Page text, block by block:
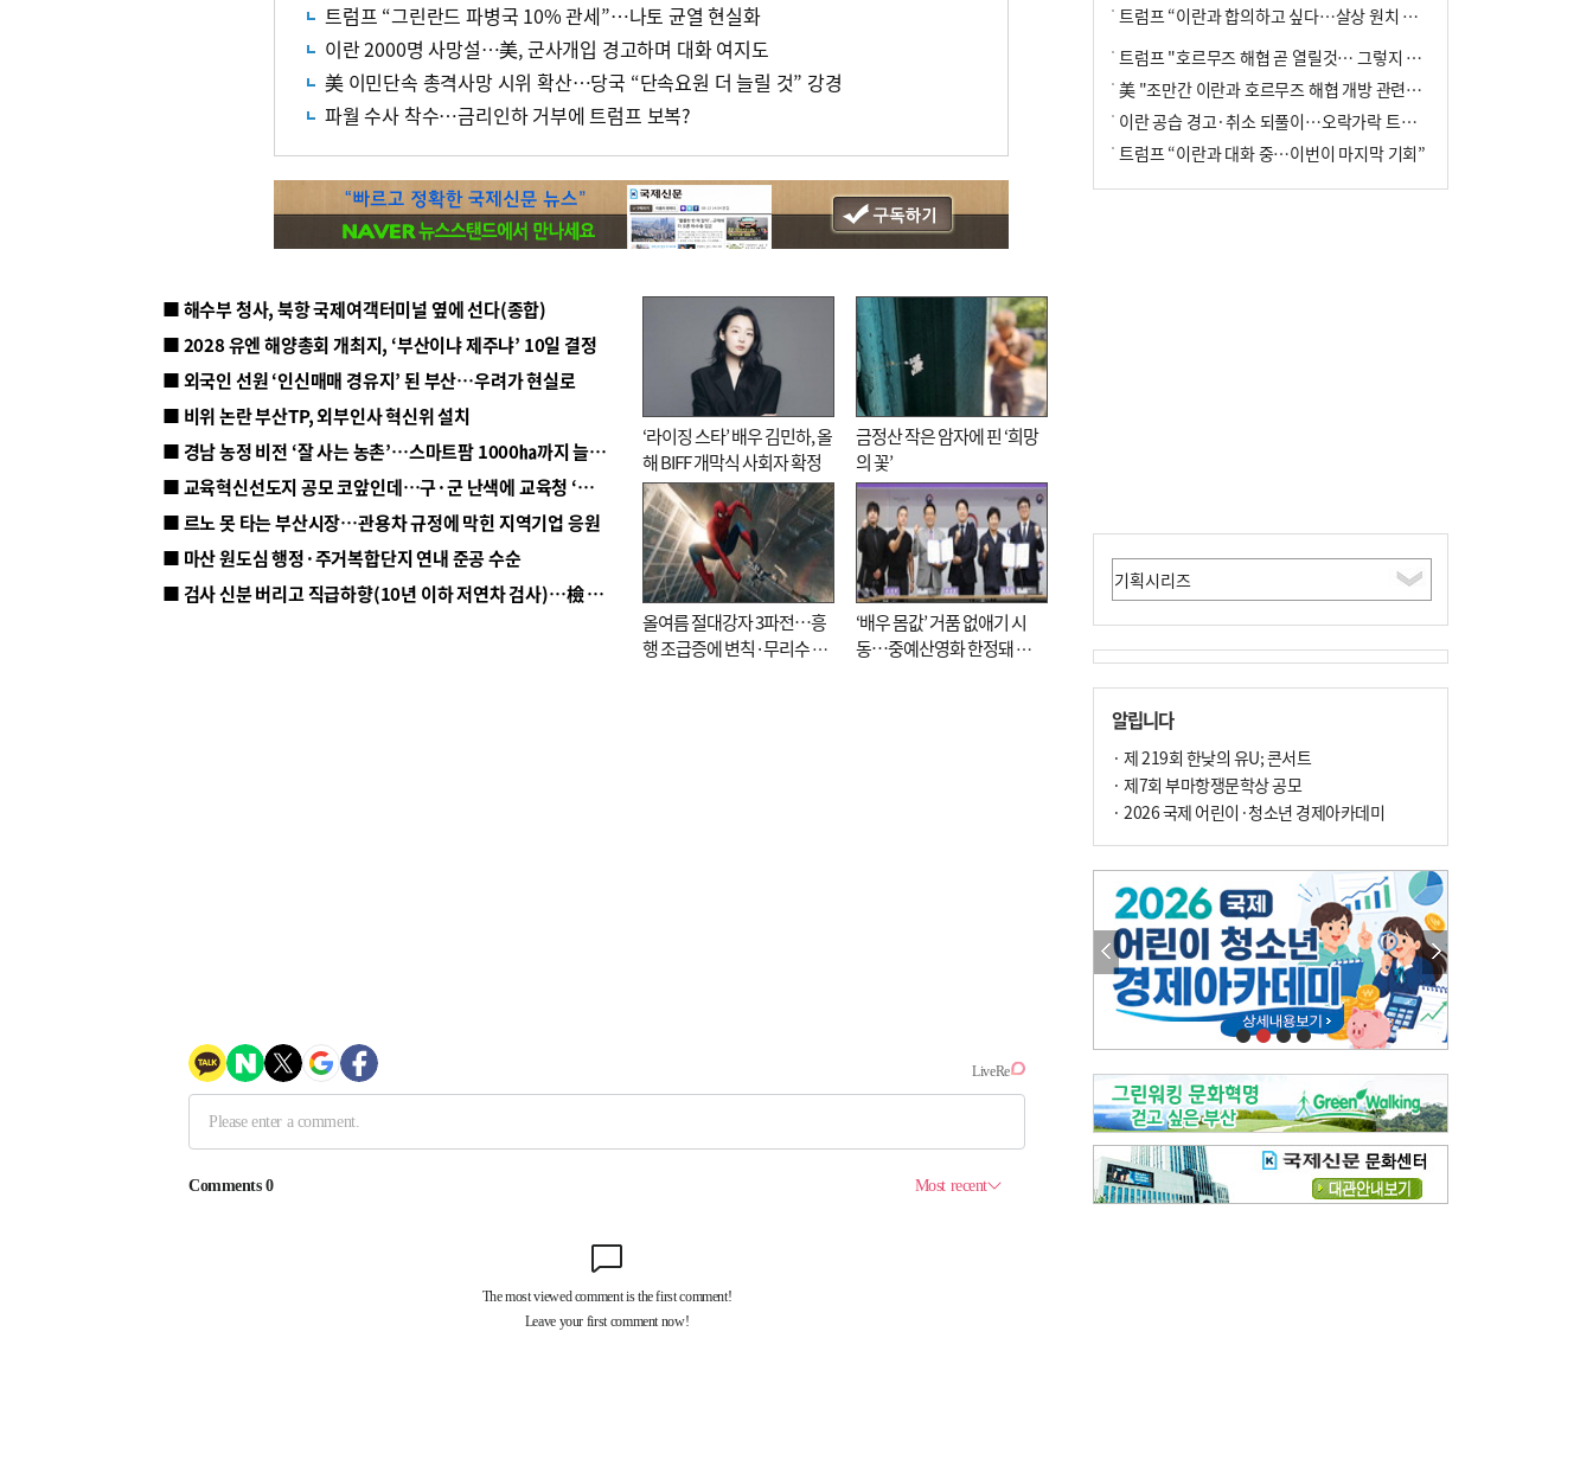
트럼프 “그린란드 파병국 10% 관세”…나토 균열 현실화
이란 2000명 사망설…美, 군사개입 경고하며 대화 여지도
美 이민단속 총격사망 시위 확산…당국 “단속요원 더 늘릴 것” 강경
파월 수사 착수…금리인하 거부에 트럼프 보복?
■ 해수부 청사, 북항 국제여객터미널 옆에 선다(종합)
■ 2028 유엔 해양총회 개최지, ‘부산이냐 제주냐’ 10일 결정
■ 외국인 선원 ‘인신매매 경유지’ 된 부산…우려가 현실로
■ 비위 논란 부산TP, 외부인사 혁신위 설치
■ 경남 농정 비전 ‘잘 사는 농촌’…스마트팜 1000㏊까지 늘린다
■ 교육혁신선도지 공모 코앞인데…구·군 난색에 교육청 ‘쩔쩔’
■ 르노 못 타는 부산시장…관용차 규정에 막힌 지역기업 응원
■ 마산 원도심 행정·주거복합단지 연내 준공 수순
■ 검사 신분 버리고 직급하향(10년 이하 저연차 검사)…檢 중수청행 기피
‘라이징 스타’ 배우 김민하, 올
해 BIFF 개막식 사회자 확정
금정산 작은 암자에 핀 ‘희망
의 꽃’
올여름 절대강자 3파전…흥
행 조급증에 변칙·무리수 마
‘배우 몸값’ 거품 없애기 시
동…중예산영화 한정돼 실
트럼프 “이란과 합의하고 싶다…살상 원치 않아”
트럼프 "호르무즈 해협 곧 열릴것… 그렇지 않으면 이란에 강력 공격"
美 "조만간 이란과 호르무즈 해협 개방 관련된 합의 이뤄질 것"
이란 공습 경고·취소 되풀이…오락가락 트럼프 비꼰 ‘타코’
트럼프 “이란과 대화 중…이번이 마지막 기회”
알립니다
· 제 219회 한낮의 유U; 콘서트
· 제7회 부마항쟁문학상 공모
· 2026 국제 어린이·청소년 경제아카데미